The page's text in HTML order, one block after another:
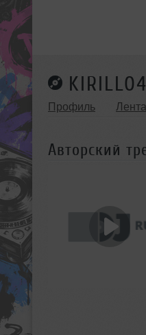
Профиль Лента
Авторский